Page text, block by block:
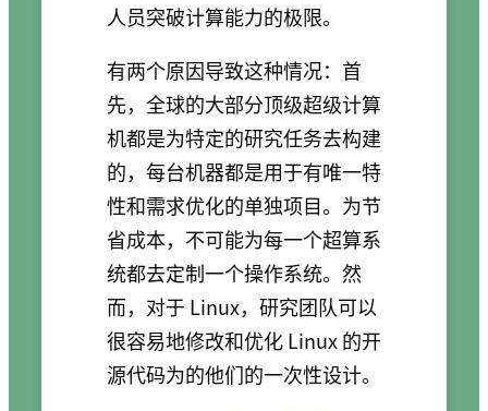
人员突破计算能力的极限。
有两个原因导致这种情况：首
先，全球的大部分顶级超级计算
机都是为特定的研究任务去构建
的，每台机器都是用于有唯一特
性和需求优化的单独项目。为节
省成本，不可能为每一个超算系
统都去定制一个操作系统。然
而，对于 Linux，研究团队可以
很容易地修改和优化 Linux 的开
源代码为的他们的一次性设计。